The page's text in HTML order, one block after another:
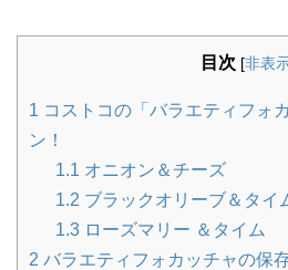
目次 [非表
1 コストコの「バラエティフォ
ン！
1.1 オニオン＆チーズ
1.2 ブラックオリーブ＆タイ
1.3 ローズマリー ＆タイム
2 バラエティフォカッチャの保